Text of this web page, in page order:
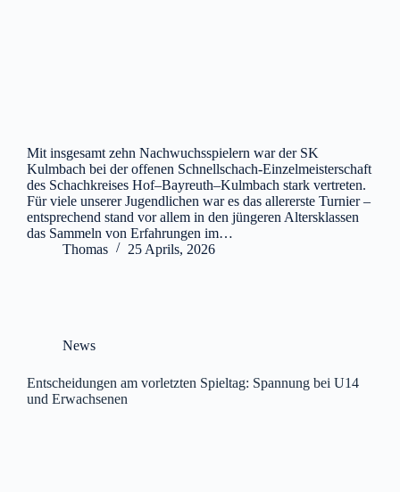
Mit insgesamt zehn Nachwuchsspielern war der SK
Kulmbach bei der offenen Schnellschach-Einzelmeisterschaft
des Schachkreises Hof–Bayreuth–Kulmbach stark vertreten.
Für viele unserer Jugendlichen war es das allererste Turnier –
entsprechend stand vor allem in den jüngeren Altersklassen
das Sammeln von Erfahrungen im…
Thomas
25 Aprils, 2026
News
Entscheidungen am vorletzten Spieltag: Spannung bei U14
und Erwachsenen